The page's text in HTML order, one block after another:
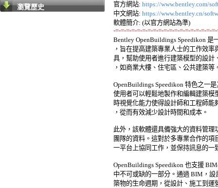
瀏覽歷史
官方網站: https://www.bentley.com/
中文網站: https://www.bentley.cn/
-=-=-=-=-=-=-=-=-=-=-=-=-=-=-=-=-=-=-
Bentley OpenBuildings Speedikon
，旨在提高建築專業人士的工作效
具，幫助使用者進行建築模型的設
，如商業大樓、住宅區、公共建築等
OpenBuildings Speedikon 特色之一
使用者可以輕鬆地製作和編輯建築
時視覺化能力使得設計師和工程師
，從而有效減少設計時間和成本。
此外，該軟體還具備強大的資料管
團隊的資料。這對於多專業合作的
一平台上協同工作，並保持訊息的一
OpenBuildings Speedikon 也支援
中不可或缺的一部分。通過 BIM，
築物的生命週期，從設計、施工到